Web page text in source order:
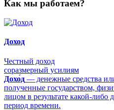
Как мы работаем?
Доход
Честный доход
соразмерный усилиям
Дохо́д — денежные средства
полученные государством,
лицом в результате какой-либо
период времени.